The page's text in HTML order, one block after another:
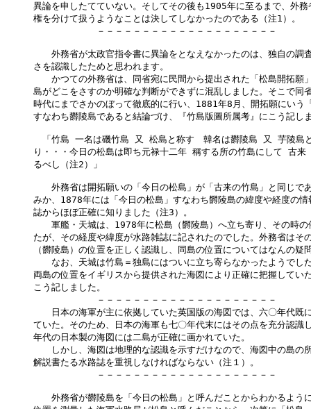
異論を申したてていない。そしてその後も1905年に至るまで、外
権を分けて扱うようなことは決してしなかったのである（注1）。
－－－－－－－－－－－－－－－－－－－－
外務省が太政官指令書に異論をとなえなかったのは、独自の調
さを認識したためと思われます。
かつての外務省は、同省宛に民間から提出された「松島開拓願
島がどこをさすのか明確な判断ができずに混乱しました。そこで同
時代にまでさかのぼって徹底的に行い、1881年8月、開拓願にいう
すなわち欝陵島であると結論づけ、『竹島版圖所属考』にこう記し
「竹島 一名は磯竹島 又 松島と称す　韓名は欝陵島 又 芋陵島
り・・・今日の松島は即ち元禄十二年 稱する所の竹島にして 古来
るべし（注2）」
外務省は開拓願いの「今日の松島」が「古来の竹島」と同じで
みか、1878年には「今日の松島」すなわち欝陵島の緯度や経度の
誌からほぼ正確に知りました（注3）。
軍艦・天城は、1978年に松島（欝陵島）へ立ち寄り、その時の
たが、その経度や緯度が水路雑誌に記されたのでした。外務省はそ
（欝陵島）の位置を正しく認識し、同島の位置についてはなんの疑
なお、天城は竹島＝独島にはついに立ち寄らなかったようでし
両島の位置をイギリスから提供された海図により正確に把握してい
こう記しました。
－－－－－－－－－－－－－－－－－－－－
日本の海軍が主に依拠していた英国版の海図では、六〇年代既
ていた。そのため、日本の海軍も七〇年代末にはその点を充分認識
年代の日本製の海図には二島が正確に画かれていた。
しかし、海図は地理的な認識を示すだけなので、海図中の島の
解説書たる水路誌を重視しなければならない（注１）。
－－－－－－－－－－－－－－－－－－－－
外務省が欝陵島を「今日の松島」と呼んだことからわかるよう